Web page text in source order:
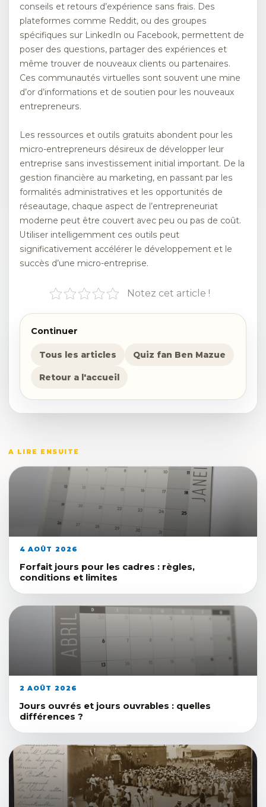
conseils et retours d’expérience sans frais. Des
plateformes comme Reddit, ou des groupes
spécifiques sur LinkedIn ou Facebook, permettent de
poser des questions, partager des expériences et
même trouver de nouveaux clients ou partenaires.
Ces communautés virtuelles sont souvent une mine
d’or d’informations et de soutien pour les nouveaux
entrepreneurs.
Les ressources et outils gratuits abondent pour les
micro-entrepreneurs désireux de développer leur
entreprise sans investissement initial important. De la
gestion financière au marketing, en passant par les
formalités administratives et les opportunités de
réseautage, chaque aspect de l’entrepreneuriat
moderne peut être couvert avec peu ou pas de coût.
Utiliser intelligemment ces outils peut
significativement accélérer le développement et le
succès d’une micro-entreprise.
Notez cet article !
Continuer
Tous les articles Quiz fan Ben Mazue
Retour a l'accueil
A LIRE ENSUITE
4 AOÛT 2026
Forfait jours pour les cadres : règles,
conditions et limites
2 AOÛT 2026
Jours ouvrés et jours ouvrables : quelles
différences ?